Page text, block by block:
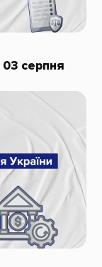
серпня